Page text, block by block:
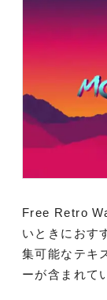
Free Retro
いときにおす
集可能なテキ
ーが含まれて